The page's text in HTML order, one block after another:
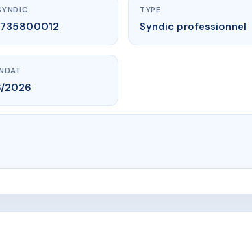
TYPE
Syndic professionnel
2026